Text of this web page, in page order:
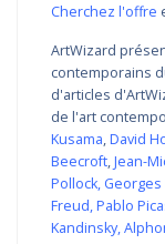
Cherchez l'offre
ArtWizard
contemporains
d'articles
de l'art
Kusama,David
Beecroft,Jean-
Pollock,
Freud,Pablo
Kandinsky,